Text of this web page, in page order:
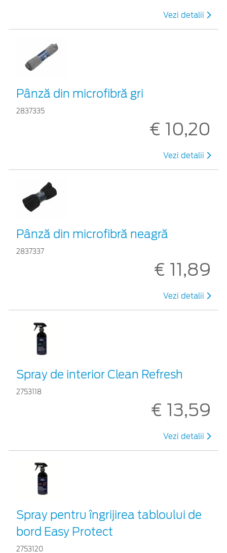
Vezi detalii
Pânză din microfibră gri
2837335
€ 10,20
Vezi detalii
Pânză din microfibră neagră
2837337
€ 11,89
Vezi detalii
Spray de interior Clean Refresh
2753118
€ 13,59
Vezi detalii
Spray pentru îngrijirea tabloului de
bord Easy Protect
2753120